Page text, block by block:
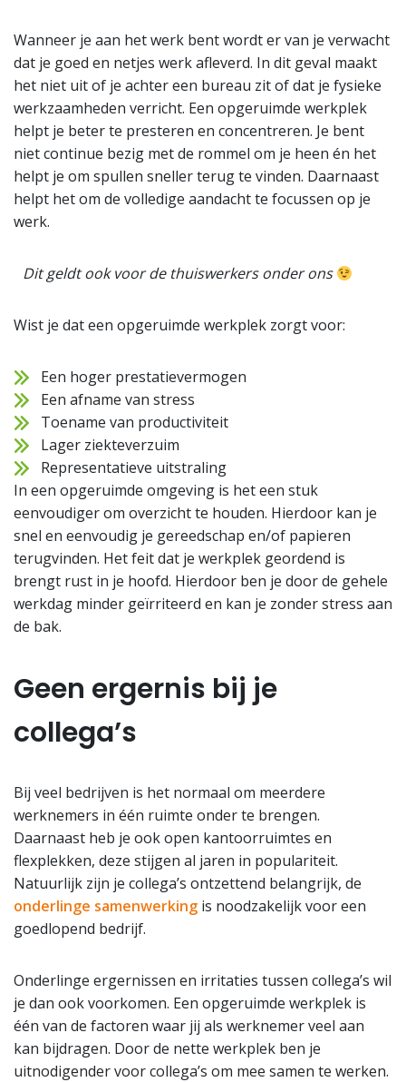
Wanneer je aan het werk bent wordt er van je verwacht
dat je goed en netjes werk afleverd. In dit geval maakt
het niet uit of je achter een bureau zit of dat je fysieke
werkzaamheden verricht. Een opgeruimde werkplek
helpt je beter te presteren en concentreren. Je bent
niet continue bezig met de rommel om je heen én het
helpt je om spullen sneller terug te vinden. Daarnaast
helpt het om de volledige aandacht te focussen op je
werk.
Dit geldt ook voor de thuiswerkers onder ons
Wist je dat een opgeruimde werkplek zorgt voor:
Een hoger prestatievermogen
Een afname van stress
Toename van productiviteit
Lager ziekteverzuim
Representatieve uitstraling
In een opgeruimde omgeving is het een stuk
eenvoudiger om overzicht te houden. Hierdoor kan je
snel en eenvoudig je gereedschap en/of papieren
terugvinden. Het feit dat je werkplek geordend is
brengt rust in je hoofd. Hierdoor ben je door de gehele
werkdag minder geïrriteerd en kan je zonder stress aan
de bak.
Geen ergernis bij je
collega’s
Bij veel bedrijven is het normaal om meerdere
werknemers in één ruimte onder te brengen.
Daarnaast heb je ook open kantoorruimtes en
flexplekken, deze stijgen al jaren in populariteit.
Natuurlijk zijn je collega’s ontzettend belangrijk, de
onderlinge samenwerking is noodzakelijk voor een
goedlopend bedrijf.
Onderlinge ergernissen en irritaties tussen collega’s wil
je dan ook voorkomen. Een opgeruimde werkplek is
één van de factoren waar jij als werknemer veel aan
kan bijdragen. Door de nette werkplek ben je
uitnodigender voor collega’s om mee samen te werken.